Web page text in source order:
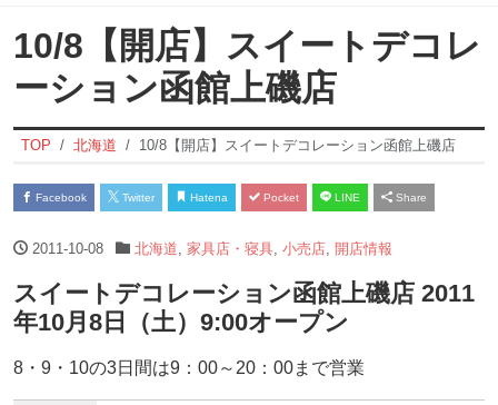
10/8【開店】スイートデコレ
ーション函館上磯店
TOP 北海道 10/8【開店】スイートデコレーション函館上磯店
Facebook Twitter Hatena Pocket LINE Share
2011-10-08 北海道 家具店・寝具, 小売店, 開店情報
スイートデコレーション函館上磯店 2011
年10月8日（土）9:00オープン
8・9・10の3日間は9：00～20：00まで営業